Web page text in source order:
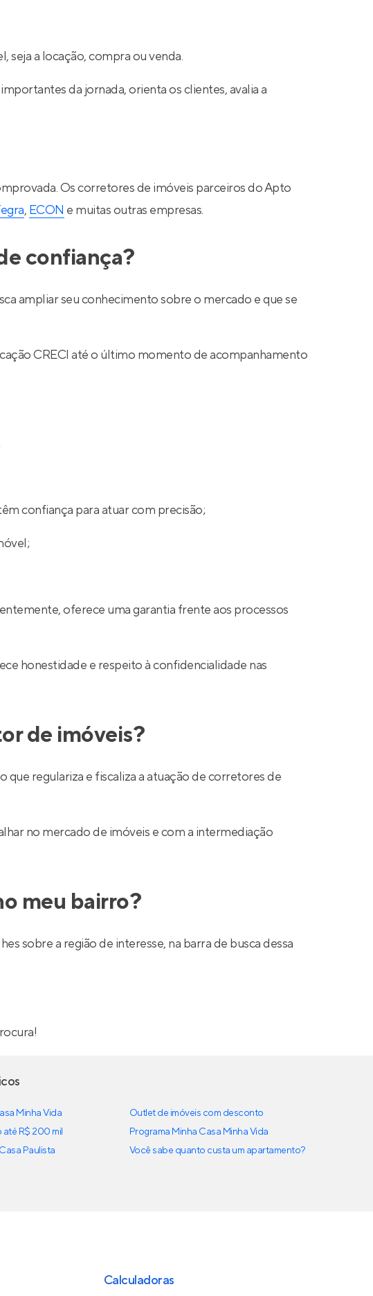
seja a locação, compra ou venda.
da jornada, orienta os clientes, avalia a
Os corretores de imóveis parceiros do Apto
, ECON e muitas outras empresas.
confiança?
ampliar seu conhecimento sobre o mercado e que se
CRECI até o último momento de acompanhamento
confiança para atuar com precisão;
oferece uma garantia frente aos processos
honestidade e respeito à confidencialidade nas
de imóveis?
regulariza e fiscaliza a atuação de corretores de
no mercado de imóveis e com a intermediação
meu bairro?
sobre a região de interesse, na barra de busca dessa
Minha Vida
R$ 200 mil
Paulista
Outlet de imóveis com desconto
Programa Minha Casa Minha Vida
Você sabe quanto custa um apartamento?
Calculadoras